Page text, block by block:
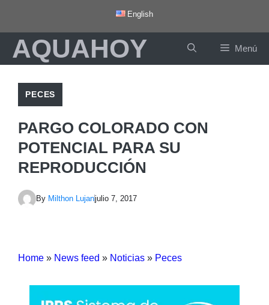
contenido
English
AQUAHOY Menú
PECES
PARGO COLORADO CON
POTENCIAL PARA SU
REPRODUCCIÓN
By Milthon Lujanjulio 7, 2017
Home » News feed » Noticias » Peces